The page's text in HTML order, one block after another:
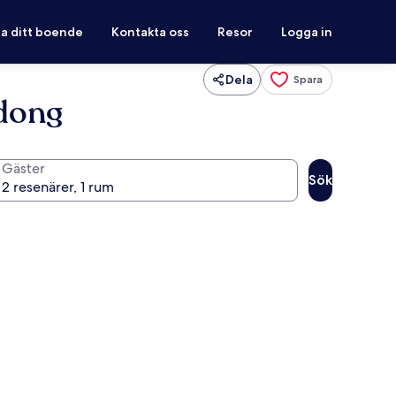
ditt boende Kontakta oss Resor Logga in
Dela Spara
Gäster
Sök